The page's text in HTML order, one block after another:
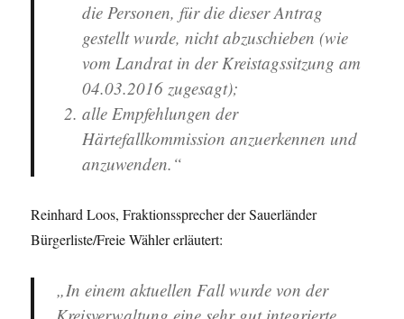
die Personen, für die dieser Antrag
gestellt wurde, nicht abzuschieben (wie
vom Landrat in der Kreistagssitzung am
04.03.2016 zugesagt);
alle Empfehlungen der
Härtefallkommission anzuerkennen und
anzuwenden.“
Reinhard Loos, Fraktionssprecher der Sauerländer
Bürgerliste/Freie Wähler erläutert:
„In einem aktuellen Fall wurde von der